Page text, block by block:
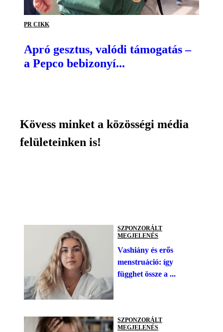
PR CIKK
Apró gesztus, valódi támogatás –
a Pepco bebizonyí...
Kövess minket a közösségi média
felületeinken is!
SZPONZORÁLT
MEGJELENÉS
Vashiány és erős
menstruáció: így
függhet össze a ...
SZPONZORÁLT
MEGJELENÉS